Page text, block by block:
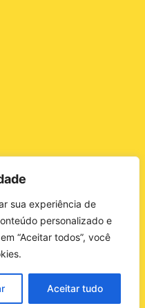
sua experiência de
personalizado e
“Aceitar todos”, você
Aceitar tudo